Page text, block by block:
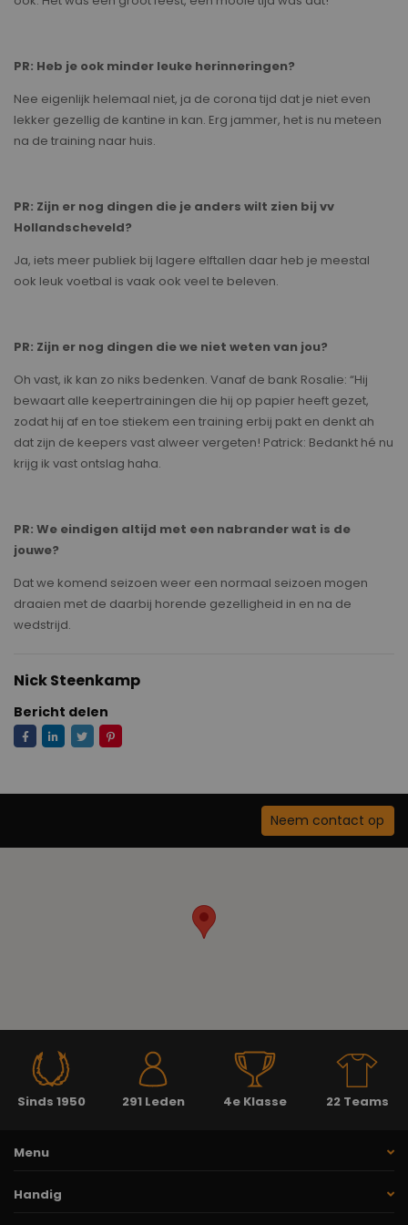
PR: Heb je ook minder leuke herinneringen?
Nee eigenlijk helemaal niet, ja de corona tijd dat je niet even
lekker gezellig de kantine in kan. Erg jammer, het is nu meteen
na de training naar huis.
PR: Zijn er nog dingen die je anders wilt zien bij vv
Hollandscheveld?
Ja, iets meer publiek bij lagere elftallen daar heb je meestal
ook leuk voetbal is vaak ook veel te beleven.
PR: Zijn er nog dingen die we niet weten van jou?
Oh vast, ik kan zo niks bedenken. Vanaf de bank Rosalie: “Hij
bewaart alle keepertrainingen die hij op papier heeft gezet,
zodat hij af en toe stiekem een training erbij pakt en denkt ah
dat zijn de keepers vast alweer vergeten! Patrick: Bedankt hé nu
krijg ik vast ontslag haha.
PR: We eindigen altijd met een nabrander wat is de
jouwe?
Dat we komend seizoen weer een normaal seizoen mogen
draaien met de daarbij horende gezelligheid in en na de
wedstrijd.
Nick Steenkamp
Bericht delen
Neem contact op
Sinds 1950 291 Leden 4e Klasse 22 Teams
Menu
Handig